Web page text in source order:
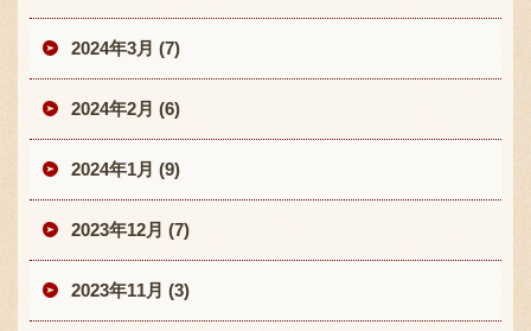
2024年3月 (7)
2024年2月 (6)
2024年1月 (9)
2023年12月 (7)
2023年11月 (3)